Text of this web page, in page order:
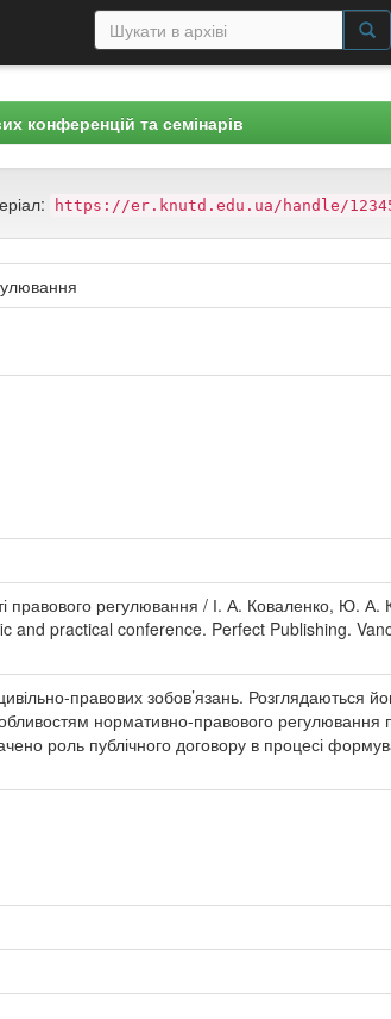
конференцій та семінарів
https://er.knutd.edu.ua/handle/
правового регулювання / І. А. Коваленко, Ю.
practical conference. Perfect Publishing.
правових зобов’язань. Розглядаються
нормативно-правового регулювання
роль публічного договору в процесі